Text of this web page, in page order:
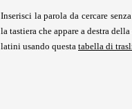
Inserisci la parola da cercare
la tastiera che appare a destra
latini usando questa tabella di